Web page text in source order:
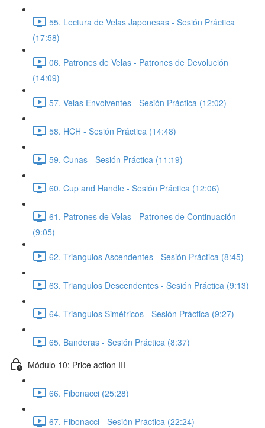
55. Lectura de Velas Japonesas - Sesión Práctica
(17:58)
06. Patrones de Velas - Patrones de Devolución
(14:09)
57. Velas Envolventes - Sesión Práctica (12:02)
58. HCH - Sesión Práctica (14:48)
59. Cunas - Sesión Práctica (11:19)
60. Cup and Handle - Sesión Práctica (12:06)
61. Patrones de Velas - Patrones de Continuación
(9:05)
62. Triangulos Ascendentes - Sesión Práctica (8:45)
63. Triangulos Descendentes - Sesión Práctica (9:13)
64. Triangulos Simétricos - Sesión Práctica (9:27)
65. Banderas - Sesión Práctica (8:37)
Módulo 10: Price action III
66. Fibonacci (25:28)
67. Fibonacci - Sesión Práctica (22:24)